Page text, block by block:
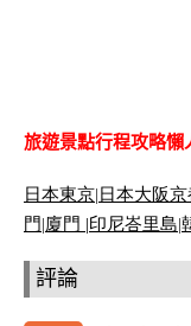
旅遊景點行程攻略懶
日本東京| 日本大阪
門|廈門 |印尼峇里島|
評論